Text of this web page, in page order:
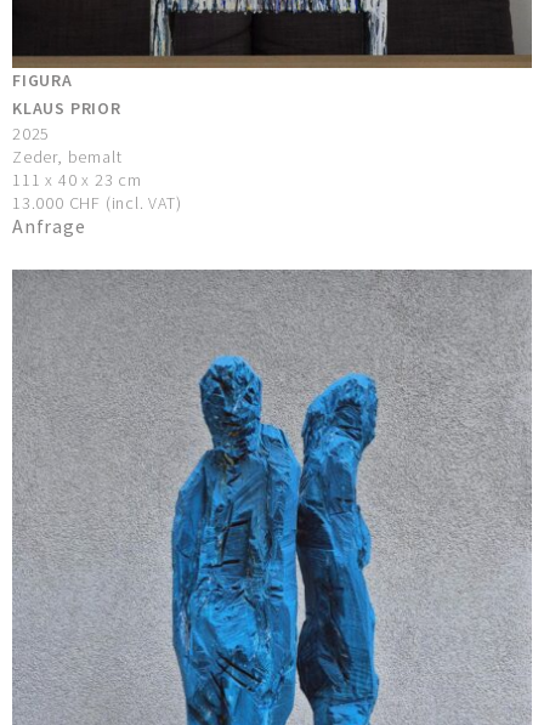
FIGURA
KLAUS PRIOR
2025
Zeder, bemalt
111 x 40 x 23 cm
13.000 CHF (incl. VAT)
Anfrage